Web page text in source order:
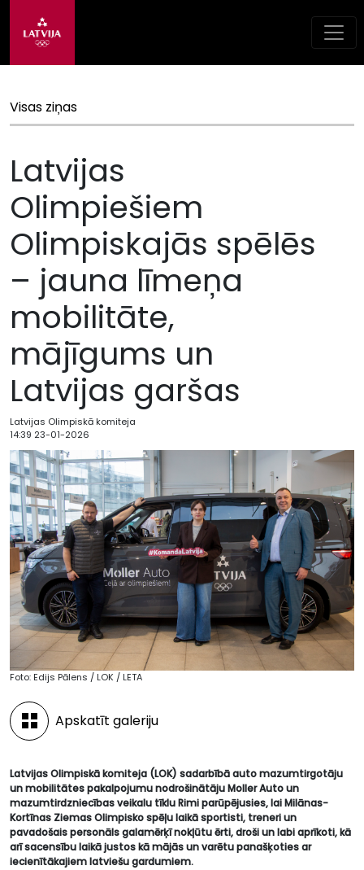
Visas ziņas
Latvijas
Olimpiešiem
Olimpiskajās spēlēs
– jauna līmeņa
mobilitāte,
mājīgums un
Latvijas garšas
Latvijas Olimpiskā komiteja
14:39 23-01-2026
Foto: Edijs Pālens / LOK / LETA
Apskatīt galeriju
Latvijas Olimpiskā komiteja (LOK) sadarbībā auto mazumtirgotāju
un mobilitātes pakalpojumu nodrošinātāju Moller Auto un
mazumtirdzniecības veikalu tīklu Rimi parūpējusies, lai Milānas-
Kortīnas Ziemas Olimpisko spēļu laikā sportisti, treneri un
pavadošais personāls galamērķī nokļūtu ērti, droši un labi aprīkoti, kā
arī sacensību laikā justos kā mājās un varētu panašķoties ar
iecienītākajiem latviešu gardumiem.